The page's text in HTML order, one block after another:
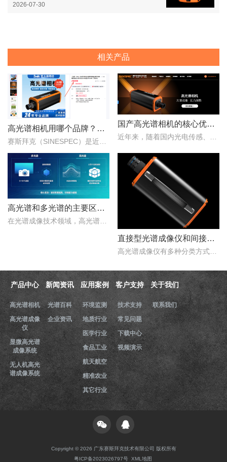
2026-07-30
相关产品
高光谱相机用哪个品牌？赛斯拜克怎么样？
国产高光谱相机的核心优势：从“跟跑”到“并跑”的跨越
高光谱和多光谱的主要区别有哪些？
直接型光谱成像仪和间接型光谱成像仪区别
产品中心
高光谱相机
高光谱成像
仪
显微高光谱
成像系统
无人机高光
谱成像系统
新闻资讯
光谱百科
企业资讯
应用案例
环境监测
地质行业
医学行业
食品工业
航天航空
精准农业
其它行业
客户支持
技术支持
常见问题
下载中心
视频演示
关于我们
联系我们
Copyright © 2026 广东赛斯拜克技术有限公司 版权所有
粤ICP备2023026797号 XML地图